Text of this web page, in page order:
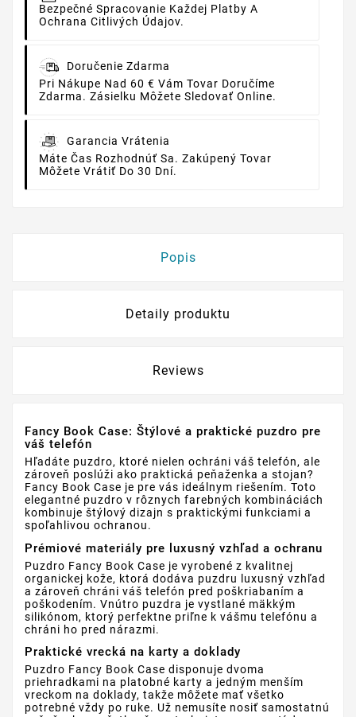
Bezpečné Spracovanie Každej Platby A
Ochrana Citlivých Údajov.
Doručenie Zdarma
Pri Nákupe Nad 60 € Vám Tovar Doručíme
Zdarma. Zásielku Môžete Sledovať Online.
Garancia Vrátenia
Máte Čas Rozhodnúť Sa. Zakúpený Tovar
Môžete Vrátiť Do 30 Dní.
Popis
Detaily produktu
Reviews
Fancy Book Case: Štýlové a praktické puzdro pre
váš telefón
Hľadáte puzdro, ktoré nielen ochráni váš telefón, ale
zároveň poslúži ako praktická peňaženka a stojan?
Fancy Book Case je pre vás ideálnym riešením. Toto
elegantné puzdro v rôznych farebných kombináciách
kombinuje štýlový dizajn s praktickými funkciami a
spoľahlivou ochranou.
Prémiové materiály pre luxusný vzhľad a ochranu
Puzdro Fancy Book Case je vyrobené z kvalitnej
organickej kože, ktorá dodáva puzdru luxusný vzhľad
a zároveň chráni váš telefón pred poškriabaním a
poškodením. Vnútro puzdra je vystlané mäkkým
silikónom, ktorý perfektne priľne k vášmu telefónu a
chráni ho pred nárazmi.
Praktické vrecká na karty a doklady
Puzdro Fancy Book Case disponuje dvoma
priehradkami na platobné karty a jedným menším
vreckom na doklady, takže môžete mať všetko
potrebné vždy po ruke. Už nemusíte nosiť samostatnú